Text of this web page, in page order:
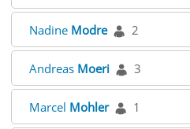
Nadine Modre 2
Andreas Moeri 3
Marcel Mohler 1